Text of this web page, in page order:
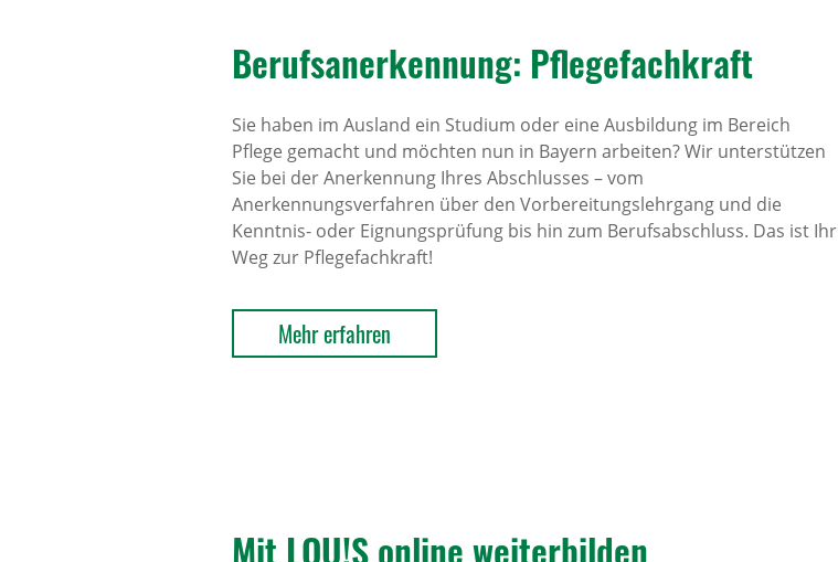
Berufs­an­er­ken­nung: Pfle­ge­fach­kraft
Sie haben im Ausland ein Studium oder eine Ausbildung im Bereich
Pflege gemacht und möchten nun in Bayern arbeiten? Wir unterstützen
Sie bei der Anerkennung Ihres Abschlusses – vom
Anerkennungsverfahren über den Vorbereitungslehrgang und die
Kenntnis- oder Eignungsprüfung bis hin zum Berufsabschluss. Das ist Ihr
Weg zur Pflegefachkraft!
Mehr erfahren
Mit LOU!S online weiter­bilden